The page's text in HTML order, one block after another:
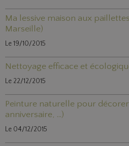
Ma lessive maison aux
Marseille)
Le 19/10/2015
Nettoyage efficace et
Le 22/12/2015
Peinture naturelle pour
anniversaire, ...)
Le 04/12/2015